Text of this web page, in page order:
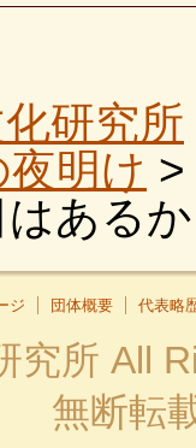
研究所
明け >
はあるか
ジ 団体概要 代表略
究所
無断転